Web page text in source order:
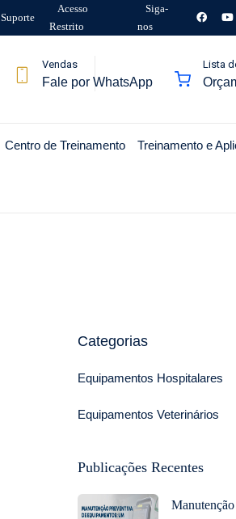
Suporte
Acesso
Restrito
Siga-
nos
Vendas
Fale por WhatsApp
Lista
Centro de Treinamento Treinamento e
Categorias
Equipamentos Hospitalares
Equipamentos Veterinários
Publicações Recentes
Manutenção